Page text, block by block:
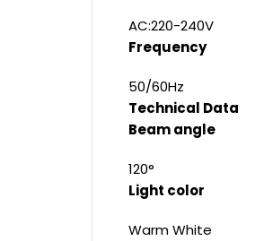
AC:220-240V
Frequency
50/60Hz
Technical Data
Beam angle
120°
Light color
Warm White